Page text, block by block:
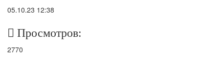
05.10.23 12:38
Просмотров:
2770